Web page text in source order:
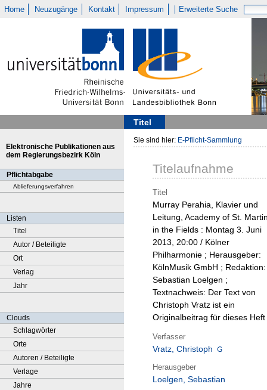
Home Neuzugänge Kontakt Impressum Erweiterte Suche
Titel
Elektronische Publikationen aus
dem Regierungsbezirk Köln
Pflichtabgabe
Ablieferungsverfahren
Listen
Titel
Autor / Beteiligte
Ort
Verlag
Jahr
Clouds
Schlagwörter
Orte
Autoren / Beteiligte
Verlage
Jahre
Sie sind hier: E-Pflicht-Sammlung
Titelaufnahme
Titel
Murray Perahia, Klavier und
Leitung, Academy of St.
in the Fields : Montag 3. Juni
2013, 20:00 / Kölner
Philharmonie ; Herausgeber:
KölnMusik GmbH ; Redaktion:
Sebastian Loelgen ;
Textnachweis: Der Text von
Christoph Vratz ist ein
Originalbeitrag für dieses Heft
Verfasser
Vratz, Christoph
Herausgeber
Loelgen, Sebastian